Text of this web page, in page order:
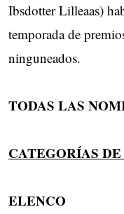
Ibsdotter Lilleaas)
temporada de
ninguneados.
TODAS LAS
CATEGORÍAS
ELENCO